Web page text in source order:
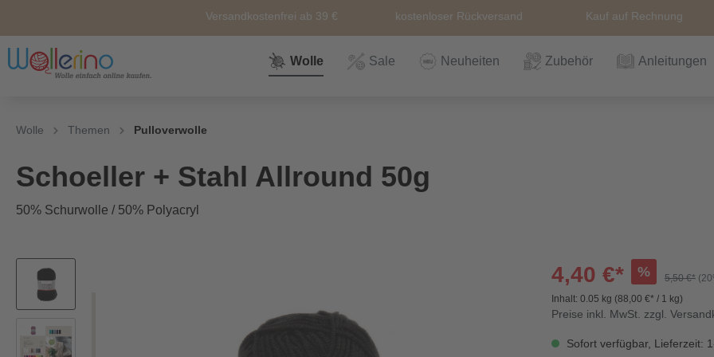
Versandkostenfrei ab 39 € kostenloser Rückversand Kauf auf Rechnung
Wolle Sale Neuheiten Zubehör Anleitungen
Neuheiten Häkeln
Sale
Zubehör Wolle
Wolle Zubehör
Nähkörbe &
Nähkästen
Nähzubehör
Reperatur
Prym Love
Alle Bücher
Wolle Themen Pulloverwolle
Schoeller + Stahl Allround 50g
50% Schurwolle / 50% Polyacryl
4,40 €* % 5,50 €*
Inhalt: 0.05 kg (88,00 €* / 1 kg)
Preise inkl. MwSt. zzgl.
Sofort verfügbar, Lieferzeit: